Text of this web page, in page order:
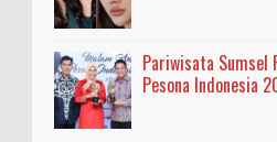
Pariwisata Sumsel
Pesona Indonesia